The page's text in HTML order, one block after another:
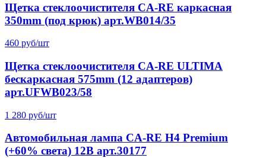
Щетка стеклоочистителя CA-RE каркасная
350mm (под крюк) арт.WB014/35
460 руб/шт
Щетка стеклоочистителя CA-RE ULTIMA
бескаркасная 575mm (12 адаптеров)
арт.UFWB023/58
1 280 руб/шт
Автомобильная лампа CA-RE H4 Premium
(+60% света) 12В арт.30177